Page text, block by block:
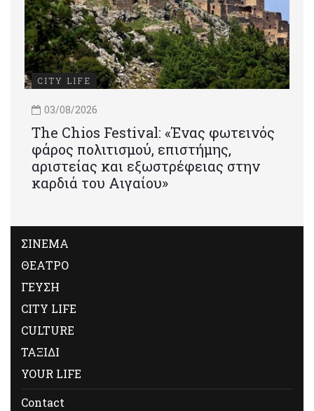
CITY LIFE
03/08/2026
Τhe Chios Festival: «Ένας φωτεινός
φάρος πολιτισμού, επιστήμης,
αριστείας και εξωστρέφειας στην
καρδιά του Αιγαίου»
ΣΙΝΕΜΑ
ΘΕΑΤΡΟ
ΓΕΥΣΗ
CITY LIFE
CULTURE
ΤΑΞΙΔΙ
YOUR LIFE
Contact